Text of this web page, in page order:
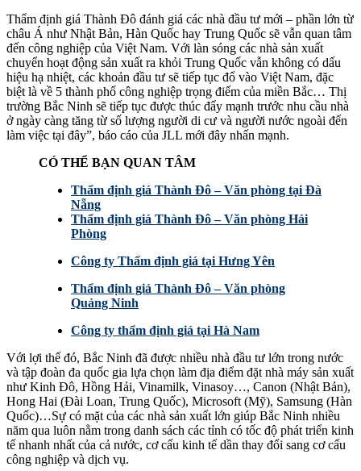
Thẩm định giá Thành Đô đánh giá các nhà đầu tư mới – phần lớn từ
châu Á như Nhật Bản, Hàn Quốc hay Trung Quốc sẽ vẫn quan tâm
đến công nghiệp của Việt Nam. Với làn sóng các nhà sản xuất
chuyển hoạt động sản xuất ra khỏi Trung Quốc vẫn không có dấu
hiệu hạ nhiệt, các khoản đầu tư sẽ tiếp tục đổ vào Việt Nam, đặc
biệt là về 5 thành phố công nghiệp trọng điểm của miền Bắc… Thị
trường Bắc Ninh sẽ tiếp tục được thúc đẩy mạnh trước nhu cầu nhà
ở ngày càng tăng từ số lượng người di cư và người nước ngoài đến
làm việc tại đây”, báo cáo của JLL mới đây nhấn mạnh.
CÓ THỂ BẠN QUAN TÂM
Thẩm định giá Thành Đô – Văn phòng tại Đà
Nẵng
Thẩm định giá Thành Đô – Văn phòng Hải
Phòng
Công ty Thẩm định giá tại Hưng Yên
Thẩm định giá Thành Đô – Văn phòng
Quảng Ninh
Công ty thẩm định giá tại Hà Nam
Với lợi thế đó, Bắc Ninh đã được nhiều nhà đầu tư lớn trong nước
và tập đoàn đa quốc gia lựa chọn làm địa điểm đặt nhà máy sản xuất
như Kinh Đô, Hồng Hải, Vinamilk, Vinasoy…, Canon (Nhật Bản),
Hong Hai (Đài Loan, Trung Quốc), Microsoft (Mỹ), Samsung (Hàn
Quốc)…Sự có mặt của các nhà sản xuất lớn giúp Bắc Ninh nhiều
năm qua luôn nằm trong danh sách các tỉnh có tốc độ phát triển kinh
tế nhanh nhất của cả nước, cơ cấu kinh tế dần thay đổi sang cơ cấu
công nghiệp và dịch vụ.